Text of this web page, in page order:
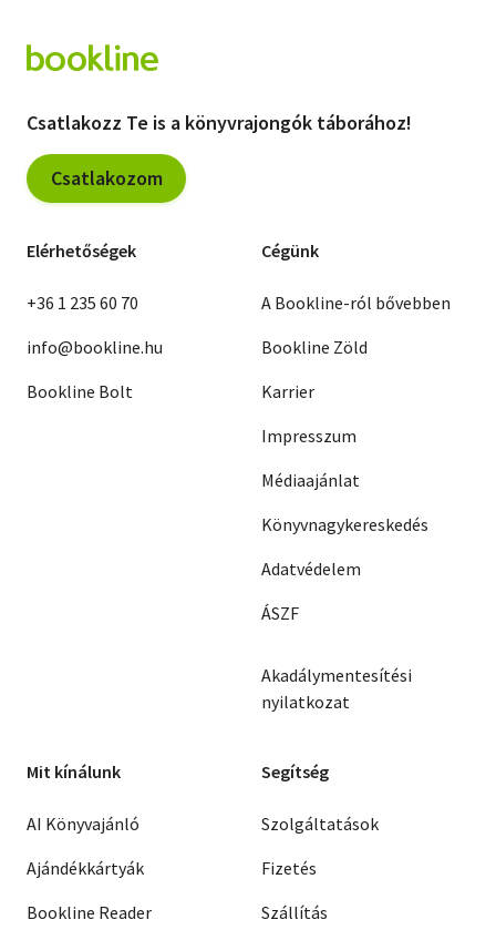
Csatlakozz Te is a könyvrajongók táborához!
Csatlakozom
Elérhetőségek
+36 1 235 60 70
info@bookline.hu
Bookline Bolt
Cégünk
A Bookline-ról bővebben
Bookline Zöld
Karrier
Impresszum
Médiaajánlat
Könyvnagykereskedés
Adatvédelem
ÁSZF
Akadálymentesítési
nyilatkozat
Mit kínálunk
AI Könyvajánló
Ajándékkártyák
Bookline Reader
Segítség
Szolgáltatások
Fizetés
Szállítás